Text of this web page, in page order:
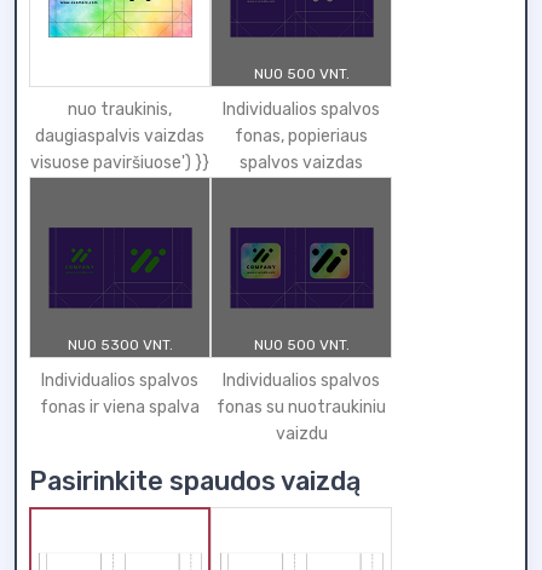
nuo traukinis,
daugiaspalvis vaizdas
visuose paviršiuose') }}
NUO 500 VNT.
Individualios spalvos
fonas, popieriaus
spalvos vaizdas
NUO 5300 VNT.
Individualios spalvos
fonas ir viena spalva
NUO 500 VNT.
Individualios spalvos
fonas su nuotraukiniu
vaizdu
Pasirinkite spaudos vaizdą